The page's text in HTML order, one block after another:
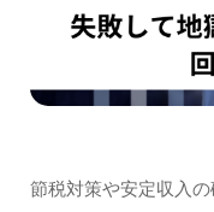
節税対策や安定収入